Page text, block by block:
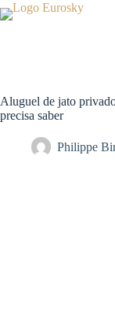
Pular
para
Aluguel de jato
precisa saber
Philippe